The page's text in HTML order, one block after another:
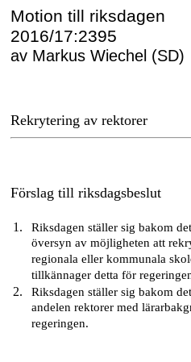
Motion till riksdagen
2016/17:2395
av Markus Wiechel (SD)
Rekrytering av rektorer
Förslag till riksdagsbeslut
Riksdagen ställer sig bakom
översyn av möjligheten att
regionala eller kommunala
tillkännager detta för
Riksdagen ställer sig bakom
andelen rektorer med
regeringen.